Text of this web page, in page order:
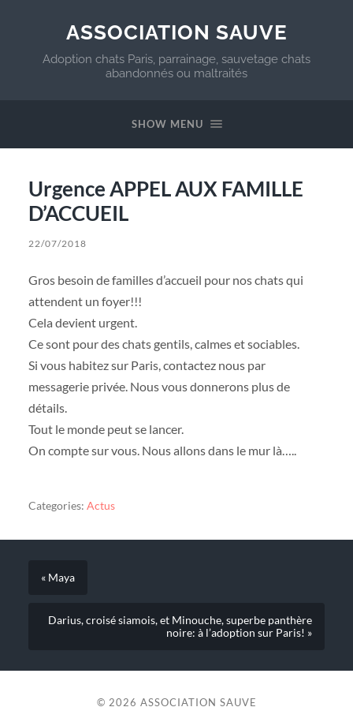
ASSOCIATION SAUVE
Adoption chats Paris, parrainage, sauvetage chats
abandonnés ou maltraités
SHOW MENU
Urgence APPEL AUX FAMILLE
D’ACCUEIL
22/07/2018
Gros besoin de familles d’accueil pour nos chats qui
attendent un foyer!!!
Cela devient urgent.
Ce sont pour des chats gentils, calmes et sociables.
Si vous habitez sur Paris, contactez nous par
messagerie privée. Nous vous donnerons plus de
détails.
Tout le monde peut se lancer.
On compte sur vous. Nous allons dans le mur là…..
Categories: Actus
« Maya
Darius, croisé siamois, et Minouche, superbe panthère
noire: à l’adoption sur Paris! »
© 2026 ASSOCIATION SAUVE